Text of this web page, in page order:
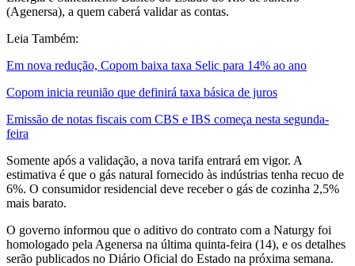
(Agenersa), a quem caberá validar as contas.
Leia Também:
Em nova redução, Copom baixa taxa Selic para 14% ao ano
Copom inicia reunião que definirá taxa básica de juros
Emissão de notas fiscais com CBS e IBS começa nesta segunda-
feira
Somente após a validação, a nova tarifa entrará em vigor. A
estimativa é que o gás natural fornecido às indústrias tenha recuo de
6%. O consumidor residencial deve receber o gás de cozinha 2,5%
mais barato.
O governo informou que o aditivo do contrato com a Naturgy foi
homologado pela Agenersa na última quinta-feira (14), e os detalhes
serão publicados no Diário Oficial do Estado na próxima semana.